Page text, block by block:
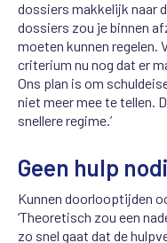
dossiers makkelijk naar
dossiers zou je binnen
moeten kunnen
criterium nu nog dat er
Ons plan is om
niet meer mee te tellen.
snellere regime.’
Geen hulp
Kunnen doorlooptijden
‘Theoretisch zou een
zo snel gaat dat de